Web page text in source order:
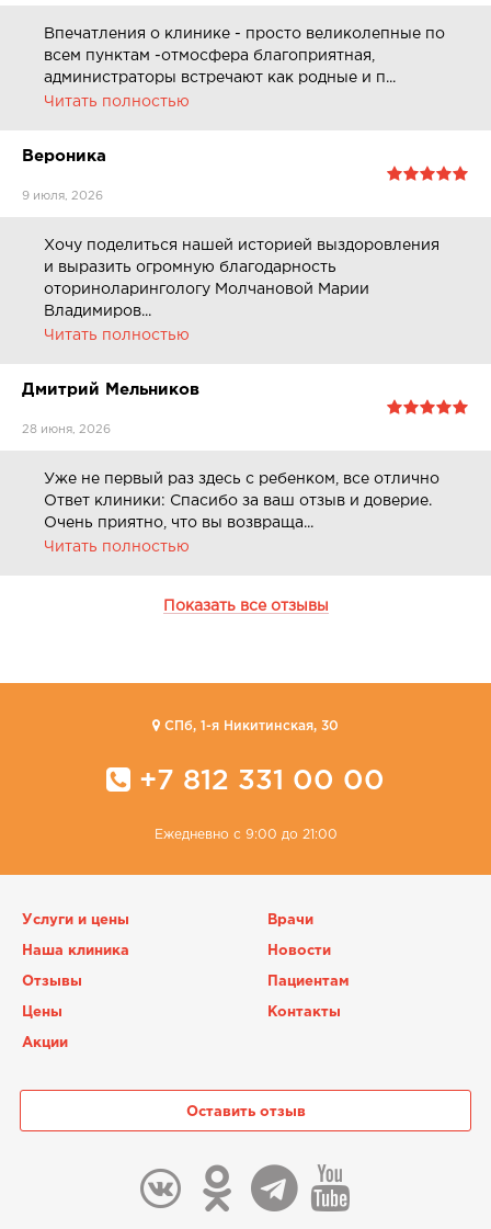
Впечатления о клинике - просто великолепные по
всем пунктам -отмосфера благоприятная,
администраторы встречают как родные и п...
Читать полностью
Вероника
9 июля, 2026
Хочу поделиться нашей историей выздоровления
и выразить огромную благодарность
оториноларингологу Молчановой Марии
Владимиров...
Читать полностью
Дмитрий Мельников
28 июня, 2026
Уже не первый раз здесь с ребенком, все отлично
Ответ клиники: Спасибо за ваш отзыв и доверие.
Очень приятно, что вы возвраща...
Читать полностью
Показать все отзывы
CПб, 1-я Никитинская, 30
+7 812 331 00 00
Ежедневно с 9:00 до 21:00
Услуги и цены Врачи
Наша клиника Новости
Отзывы Пациентам
Цены Контакты
Акции
Оставить отзыв